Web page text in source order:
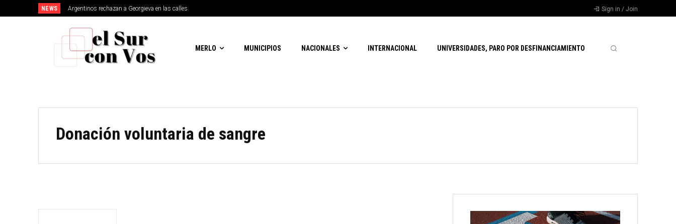
NEWS Argentinos rechazan a Georgieva en las calles Sign in / Join
MERLO MUNICIPIOS NACIONALES INTERNACIONAL UNIVERSIDADES, PARO POR DESFINANCIAMIENTO
Donación voluntaria de sangre